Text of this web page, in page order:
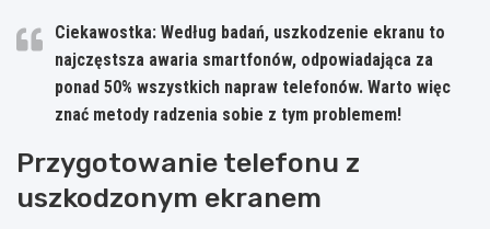
Ciekawostka: Według badań, uszkodzenie ekranu to
najczęstsza awaria smartfonów, odpowiadająca za
ponad 50% wszystkich napraw telefonów. Warto więc
znać metody radzenia sobie z tym problemem!
Przygotowanie telefonu z
uszkodzonym ekranem